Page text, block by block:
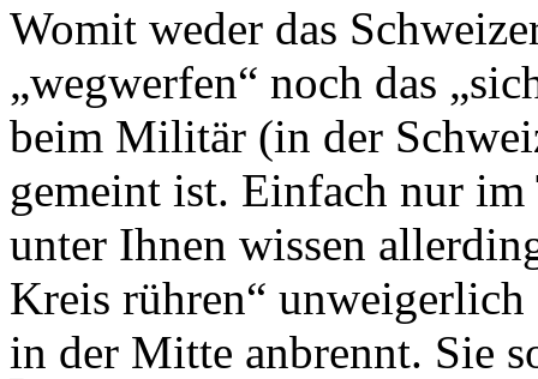
Womit weder das
„wegwerfen“ noch das
beim Militär (in der
gemeint ist. Einfach nur
unter Ihnen wissen
Kreis rühren“ unweigerlich
in der Mitte anbrennt. Sie